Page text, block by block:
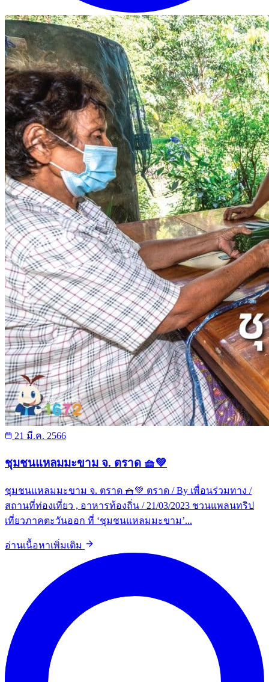
21 มี.ค. 2566
ชุมชนแหลมมะขาม จ. ตราด 🧺💚
ชุมชนแหลมมะขาม จ. ตราด 🧺💚 ตราด / By เพื่อนร่วมทาง /
สถานที่ท่องเที่ยว , อาหารท้องถิ่น / 21/03/2023 ชวนแพลนทริป
เที่ยวภาคตะวันออก ที่ ‘ชุมชนแหลมมะขาม’...
อ่านเนื้อหาเพิ่มเติม